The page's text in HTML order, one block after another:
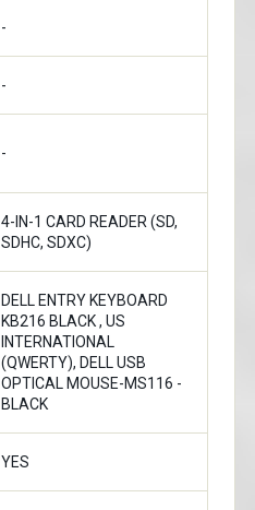
-
-
-
4-IN-1 CARD READER (SD,
SDHC, SDXC)
DELL ENTRY KEYBOARD
KB216 BLACK , US
INTERNATIONAL
(QWERTY), DELL USB
OPTICAL MOUSE-MS116 -
BLACK
YES